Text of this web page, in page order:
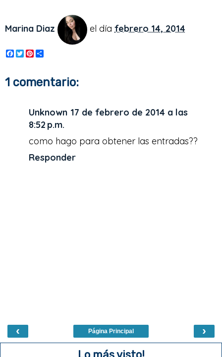
Marina Diaz el día febrero 14, 2014
F
a
e
b
T
w
t
t
P
t
e
s
t
r
e
1 comentario:
Unknown 17 de febrero de 2014 a las
8:52 p.m.
como hago para obtener las entradas??
Responder
‹ ›
Página Principal